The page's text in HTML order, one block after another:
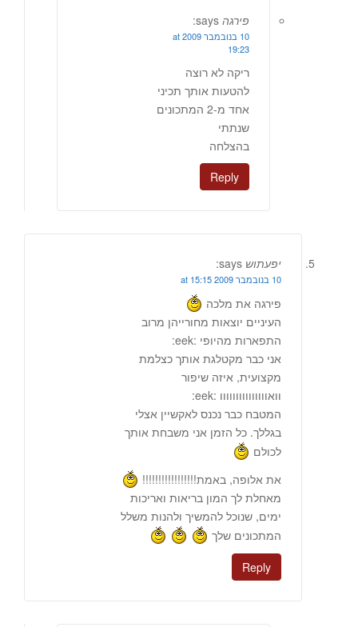
פירגה says:
10 בנובמבר 2009 at
19:23
ריקה לא רוצה
להטעות אותך תכיני
אחד מ-2 המתכונים
שנתתי
בהצלחה
Reply
יפעתוש says:
10 בנובמבר 2009 at 15:15
פירגה את מלכה
העיניים יוצאות מחורייהן מרוב
התפארות מהיופי :eek:
אני כבר מקטלגת אותך כצלמת
מקצועית, איזה שיפור
וואווווווווווווווו :eek:
המטבח כבר נכנס לאקשיין אצלי
בגללך. כל הזמן אני משבחת אותך
לכולם
את אלופה, באמת!!!!!!!!!!!!!!!!!
מאחלת לך המון בריאות ואריכות
ימים, שנוכל להמשיך ולהנות משלל
המתכונים שלך
Reply